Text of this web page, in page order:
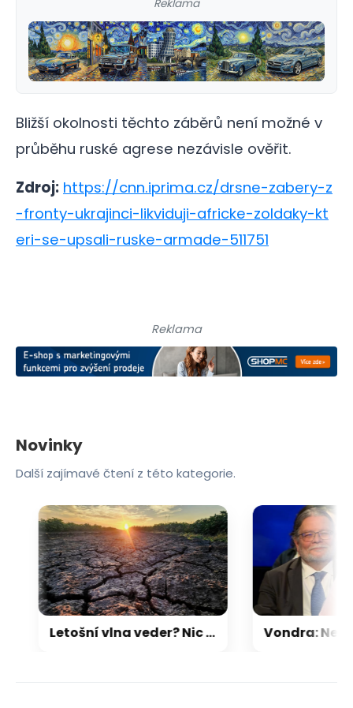
Reklama
Bližší okolnosti těchto záběrů není možné v
průběhu ruské agrese nezávisle ověřit.
Zdroj: https://cnn.iprima.cz/drsne-zabery-z
-fronty-ukrajinci-likviduji-africke-zoldaky-kt
eri-se-upsali-ruske-armade-511751
Reklama
Novinky
Další zajímavé čtení z této kategorie.
Letošní vlna veder? Nic moc, míní vědci. Vysvětlili, proč rok 2027 bude zřejmě daleko horší